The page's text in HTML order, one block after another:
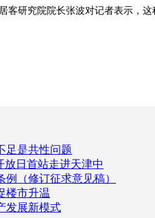
研究院院长张波对记者表示，这
足是共性问题
放日首站走进天津中
例（修订征求意见稿）
楼市升温
发展新模式